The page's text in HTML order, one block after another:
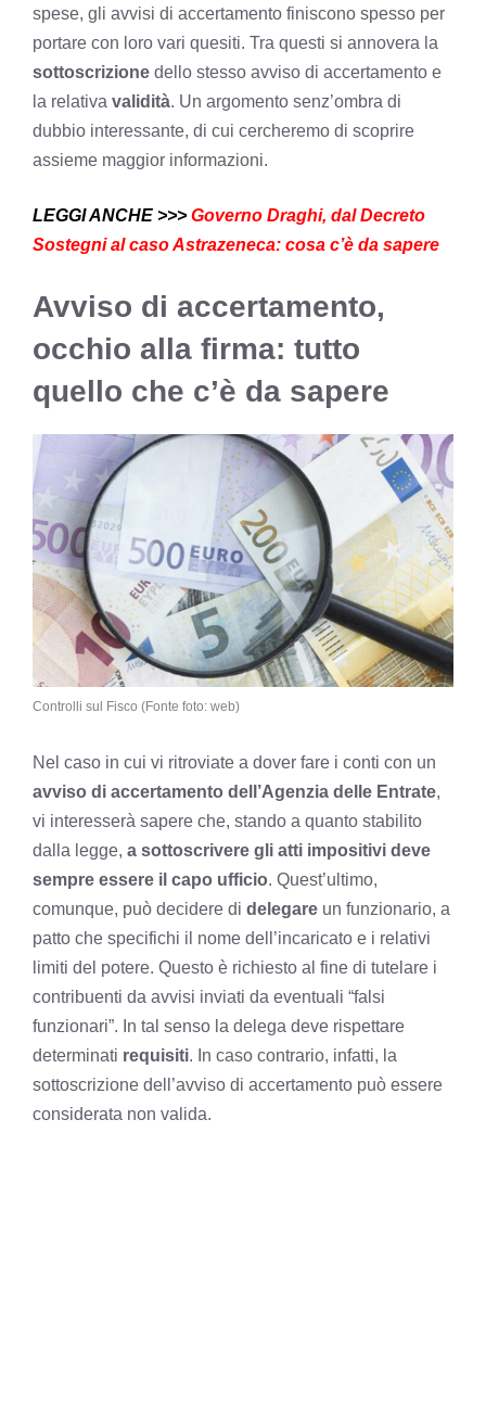
spese, gli avvisi di accertamento finiscono spesso per
portare con loro vari quesiti. Tra questi si annovera la
sottoscrizione dello stesso avviso di accertamento e
la relativa validità. Un argomento senz’ombra di
dubbio interessante, di cui cercheremo di scoprire
assieme maggior informazioni.
LEGGI ANCHE >>> Governo Draghi, dal Decreto
Sostegni al caso Astrazeneca: cosa c’è da sapere
Avviso di accertamento,
occhio alla firma: tutto
quello che c’è da sapere
Controlli sul Fisco (Fonte foto: web)
Nel caso in cui vi ritroviate a dover fare i conti con un
avviso di accertamento dell’Agenzia delle Entrate,
vi interesserà sapere che, stando a quanto stabilito
dalla legge, a sottoscrivere gli atti impositivi deve
sempre essere il capo ufficio. Quest’ultimo,
comunque, può decidere di delegare un funzionario, a
patto che specifichi il nome dell’incaricato e i relativi
limiti del potere. Questo è richiesto al fine di tutelare i
contribuenti da avvisi inviati da eventuali “falsi
funzionari”. In tal senso la delega deve rispettare
determinati requisiti. In caso contrario, infatti, la
sottoscrizione dell’avviso di accertamento può essere
considerata non valida.